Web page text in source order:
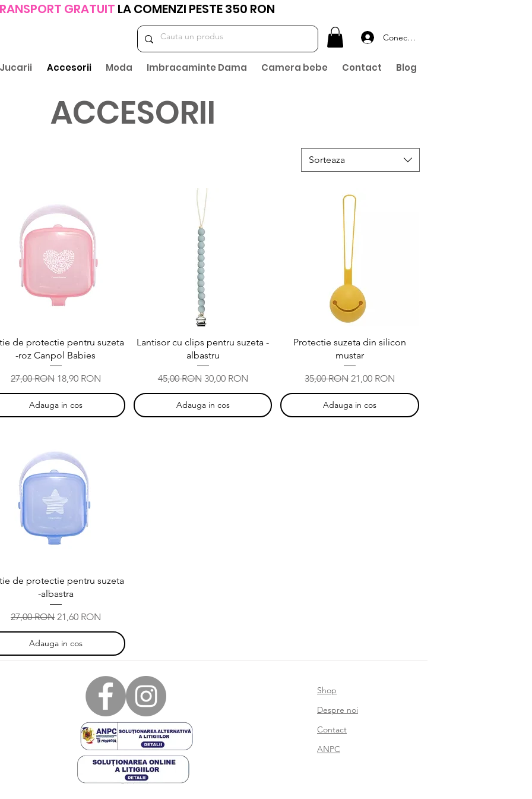
GRATUIT LA COMENZI PESTE 350 RON
Conectează-te
Accesorii Moda Imbracaminte Dama Camera bebe Contact Blog
Sorteaza
Afișare rapidă
de protectie pentru suzeta
-roz Canpol Babies
Preț normal
27,00 RON Preț redus
18,90 RON
Adauga in cos
Afișare rapidă
Lantisor cu clips pentru suzeta -
albastru
Preț normal
45,00 RON Preț redus
30,00 RON
Adauga in cos
Afișare rapidă
Protectie suzeta din silicon
mustar
Preț normal
35,00 RON Preț redus
21,00 RON
Adauga in cos
Afișare rapidă
de protectie pentru suzeta
-albastra
Preț normal
27,00 RON Preț redus
21,60 RON
Adauga in cos
ACCESORII
Shop
Despre noi
Contact
ANPC